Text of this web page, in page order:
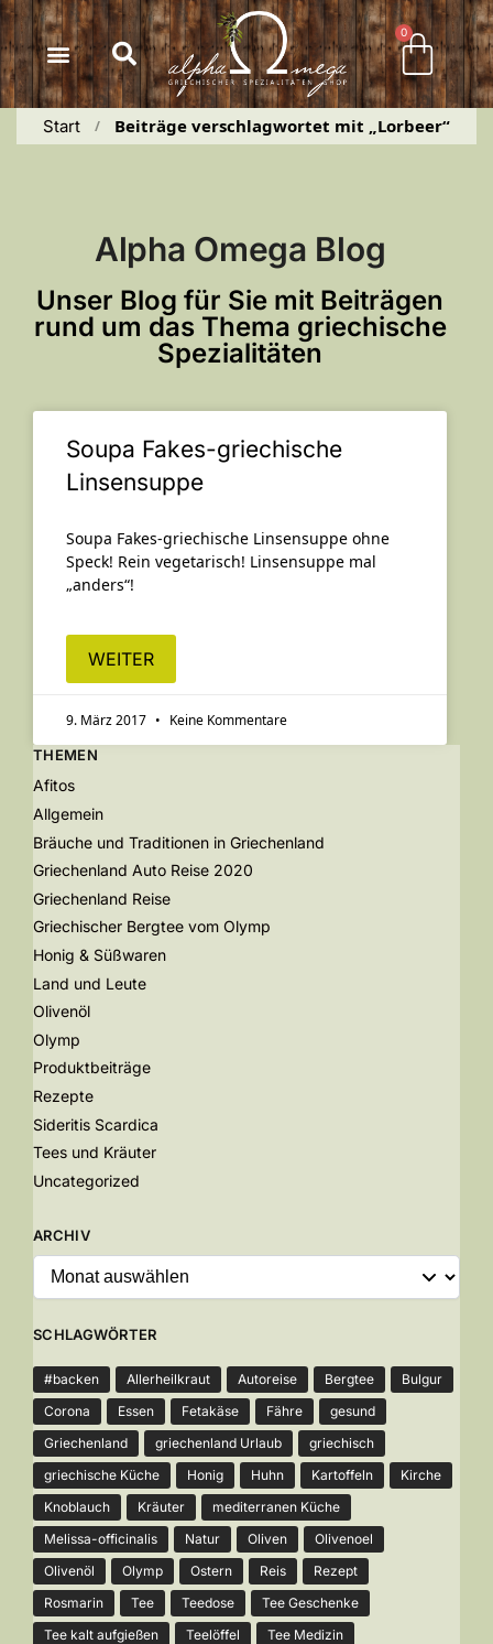
springen
0
Start / Beiträge verschlagwortet mit „Lorbeer“
Alpha Omega Blog
Unser Blog für Sie mit Beiträgen
rund um das Thema griechische
Spezialitäten
Soupa Fakes-griechische
Linsensuppe
Soupa Fakes-griechische Linsensuppe ohne
Speck! Rein vegetarisch! Linsensuppe mal
„anders“!
WEITER
9. März 2017 Keine Kommentare
THEMEN
Afitos
Allgemein
Bräuche und Traditionen in Griechenland
Griechenland Auto Reise 2020
Griechenland Reise
Griechischer Bergtee vom Olymp
Honig & Süßwaren
Land und Leute
Olivenöl
Olymp
Produktbeiträge
Rezepte
Sideritis Scardica
Tees und Kräuter
Uncategorized
ARCHIV
SCHLAGWÖRTER
#backen Allerheilkraut Autoreise Bergtee
Bulgur
Corona
Essen Fetakäse Fähre
gesund
Griechenland
griechenland Urlaub
griechisch
griechische Küche
Honig Huhn Kartoffeln
Kirche
Knoblauch
Kräuter
mediterranen Küche
Melissa-officinalis
Natur Oliven
Olivenoel
Olivenöl
Olymp Ostern Reis
Rezept
Rosmarin
Tee Teedose
Tee Geschenke
Tee kalt aufgießen
Teelöffel
Tee Medizin